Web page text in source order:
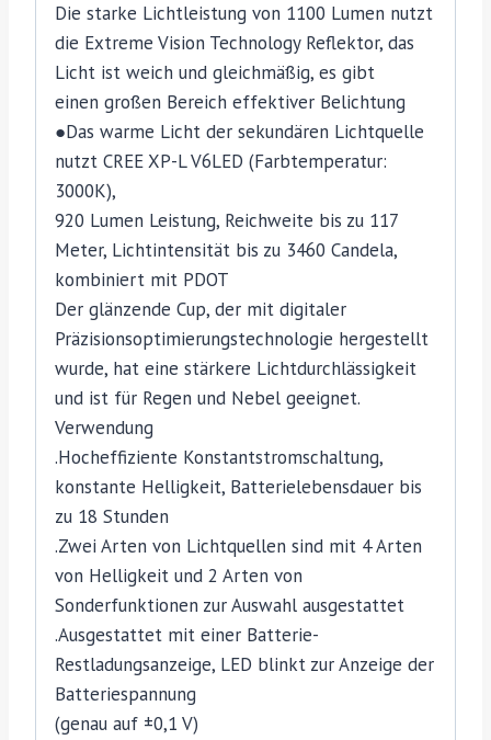
Die starke Lichtleistung von 1100 Lumen nutzt
die Extreme Vision Technology Reflektor, das
Licht ist weich und gleichmäßig, es gibt
einen großen Bereich effektiver Belichtung
●Das warme Licht der sekundären Lichtquelle
nutzt CREE XP-L V6LED (Farbtemperatur:
3000K),
920 Lumen Leistung, Reichweite bis zu 117
Meter, Lichtintensität bis zu 3460 Candela,
kombiniert mit PDOT
Der glänzende Cup, der mit digitaler
Präzisionsoptimierungstechnologie hergestellt
wurde, hat eine stärkere Lichtdurchlässigkeit
und ist für Regen und Nebel geeignet.
Verwendung
.Hocheffiziente Konstantstromschaltung,
konstante Helligkeit, Batterielebensdauer bis
zu 18 Stunden
.Zwei Arten von Lichtquellen sind mit 4 Arten
von Helligkeit und 2 Arten von
Sonderfunktionen zur Auswahl ausgestattet
.Ausgestattet mit einer Batterie-
Restladungsanzeige, LED blinkt zur Anzeige der
Batteriespannung
(genau auf ±0,1 V)